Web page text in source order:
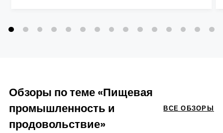
Обзоры по теме «Пищевая
промышленность и
продовольствие»
ВСЕ ОБЗОРЫ